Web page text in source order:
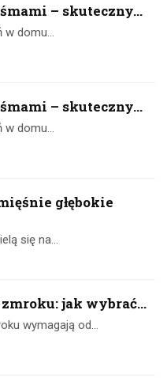
– skuteczny...
domu…
– skuteczny...
domu…
głębokie
się na…
jak wybrać...
wymagają od…